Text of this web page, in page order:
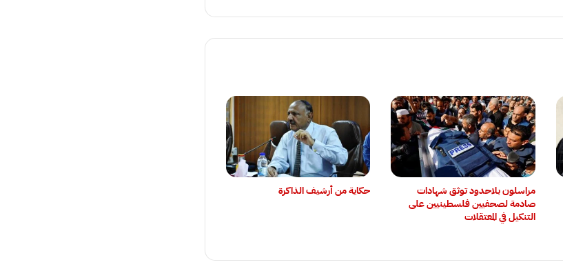
‏مراسلون بلاحدود توثق شهادات
صادمة لصحفيين فلسطينيين على
التنكيل في المعتقلات
حكاية من أرشيف الذاكرة